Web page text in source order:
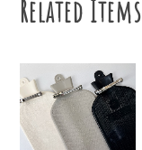
Related Items